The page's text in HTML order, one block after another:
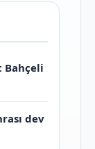
Bahçeli
dev